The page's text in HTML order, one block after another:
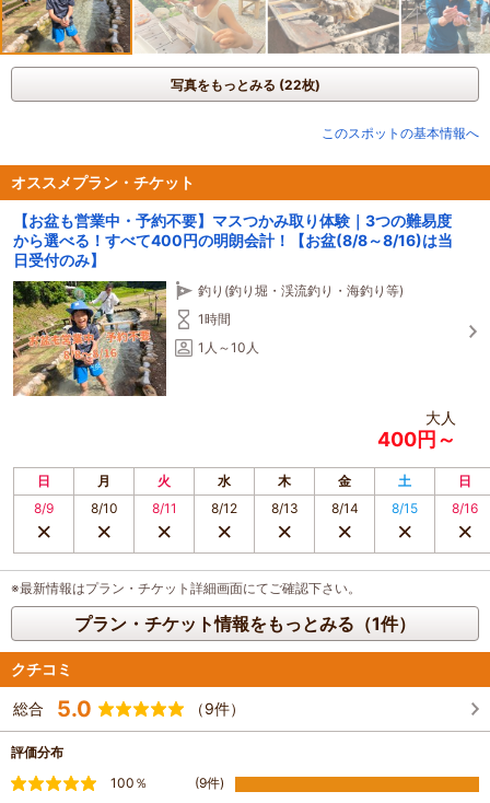
写真をもっとみる (22枚)
このスポットの基本情報へ
オススメプラン・チケット
【お盆も営業中・予約不要】マスつかみ取り体験｜3つの難易度
から選べる！すべて400円の明朗会計！【お盆(8/8～8/16)は当
日受付のみ】
釣り(釣り堀・渓流釣り・海釣り等)
1時間
1人～10人
大人
400円～
日 月 火 水 木 金 土
日
8/9
8/10 8/11 8/12 8/13 8/14 8/15 8/16
※最新情報はプラン・チケット詳細画面にてご確認下さい。
プラン・チケット情報をもっとみる（1件）
クチコミ
総合 5.0 （9件）
評価分布
満足
100％ (9件)